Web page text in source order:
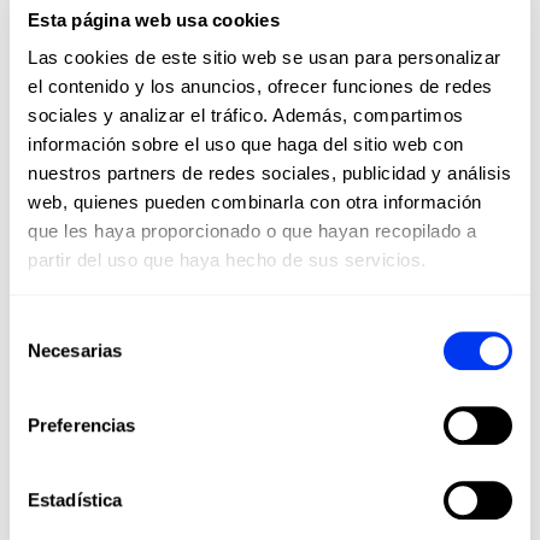
Esta página web usa cookies
Las cookies de este sitio web se usan para personalizar
el contenido y los anuncios, ofrecer funciones de redes
sociales y analizar el tráfico. Además, compartimos
información sobre el uso que haga del sitio web con
nuestros partners de redes sociales, publicidad y análisis
web, quienes pueden combinarla con otra información
que les haya proporcionado o que hayan recopilado a
partir del uso que haya hecho de sus servicios.
Necesarias
Preferencias
Estadística
Palas Pádel
Pala de Padel adidas Match Blue 3.4
€45.00
añadir al carrito
Los clientes que compraron este producto también
han comprado...